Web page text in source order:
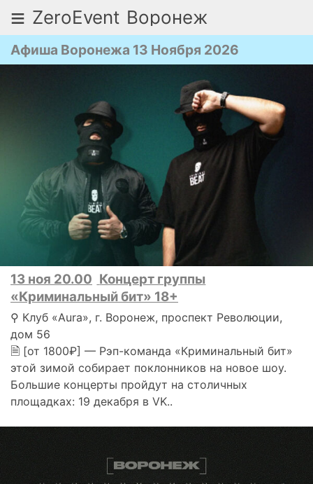
≡ ZeroEvent Воронеж
Афиша Воронежа 13 Ноября 2026
13 ноя 20.00 Концерт группы
«Криминальный бит» 18+
⚲ Клуб «Aura», г. Воронеж, проспект Революции,
дом 56
🗎 [от 1800₽] — Рэп-команда «Криминальный бит»
этой зимой собирает поклонников на новое шоу.
Большие концерты пройдут на столичных
площадках: 19 декабря в VK..